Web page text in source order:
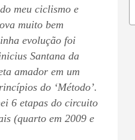
meu ciclismo e
muito bem
evolução foi
Santana da
amador em um
do ‘Método’.
6 etapas do circuito
(quarto em 2009 e